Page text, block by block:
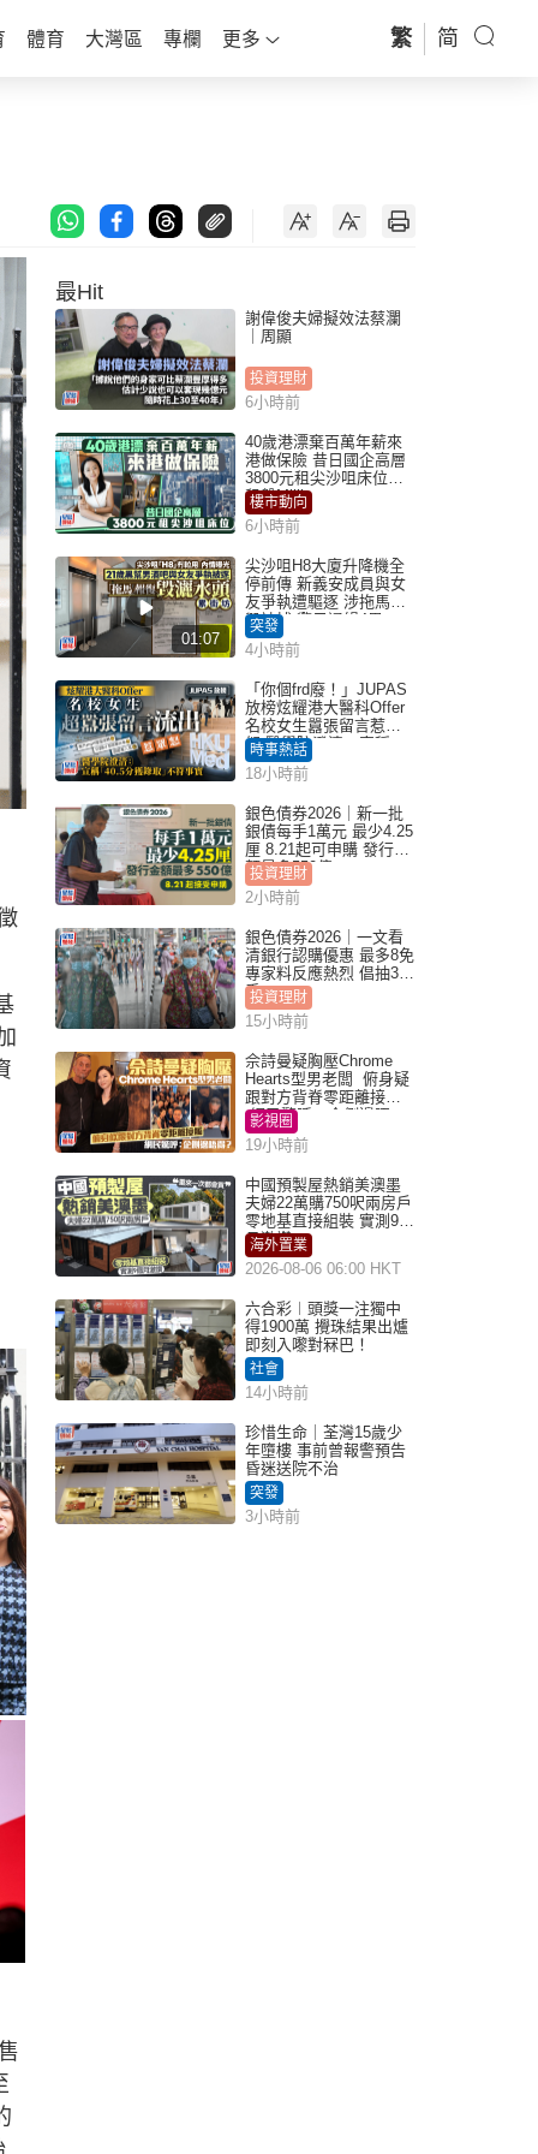
體育 大灣區 專欄 更多 繁 简
最Hit
謝偉俊夫婦擬效法蔡瀾
｜周顯
投資理財
6小時前
40歲港漂棄百萬年薪來
港做保險 昔日國企高層
3800元租尖沙咀床位｜
租盤Million
樓市動向
6小時前
01:07
尖沙咀H8大廈升降機全
停前傳 新義安成員與女
友爭執遭驅逐 涉拖馬刑
毀被捕 警另通緝4男
突發
4小時前
「你個frd廢！」JUPAS
放榜炫耀港大醫科Offer
名校女生囂張留言惹眾
怒 醫學院澄清：宣稱
「40.5分獲錄取」不符事
實｜Juicy叮
時事熱話
18小時前
銀色債券2026｜新一批
銀債每手1萬元 最少4.25
厘 8.21起可申購 發行金
額最多550億
投資理財
2小時前
銀色債券2026｜一文看
清銀行認購優惠 最多8免
專家料反應熱烈 倡抽30
手
投資理財
15小時前
佘詩曼疑胸壓Chrome
Hearts型男老闆 俯身疑
跟對方背脊零距離接觸
網民驚呼：企側邊唔
得？
影視圈
19小時前
中國預製屋熱銷美澳墨
夫婦22萬購750呎兩房戶
零地基直接組裝 實測9個
月激讚
海外置業
2026-08-06 06:00 HKT
六合彩︱頭獎一注獨中
得1900萬 攪珠結果出爐
即刻入嚟對冧巴！
社會
14小時前
珍惜生命｜荃灣15歲少
年墮樓 事前曾報警預告
昏迷送院不治
突發
3小時前